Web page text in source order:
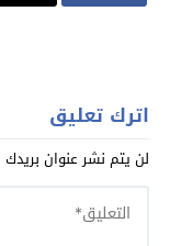
اترك تعليق
لن يتم نشر عنوان بريدك